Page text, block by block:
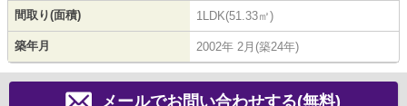
間取り(面積) 1LDK(51.33㎡)
築年月 2002年 2月(築24年)
メールでお問い合わせする(無料)